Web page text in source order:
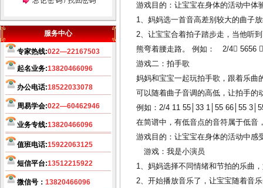
务繁忙，天津周边市县各界朋
先友前来，可事先来电话与玄
术子先生预约，免得您扑空！
天津起名，天津起名网，玄
术子起名网在全国百家诚信活
动中、被评为全国最大的电子
商务网《诚信自律单位》之
一、几十年来玄术子先生在预
测起名行业中，始终处于领先
地位，领导品牌。希望您转告
您的亲朋好友，玄术子先生免
服务中心
专家热线:022—22167503
起名业务:13820466096
办公电话:18522033078
周易学会:022—60462946
业务专线:13820466096
值班电话:15922063125
短信平台:13512215922
微信号： 13820466096
游戏目的：让宝宝在身体的活动中
1、妈妈选一首音高差别较大的曲子
2、让宝宝合着拍子踏步走，当他听
熊弯着腰走路。 例如： 2/4 5656
游戏二：拍手歌
妈妈和宝宝一起玩拍手歌，跟着乐曲
可以随着曲子音调的高低，让拍手的
例如：2/4 11 55│33 1│55 66│55
在简谱中，有低音点的音符属于低音
游戏目的：让宝宝在身体的活动中感
游戏：我是小演员
1、妈妈选择不同情绪和节拍的乐曲
2、开始播放音乐了，让宝宝随着音